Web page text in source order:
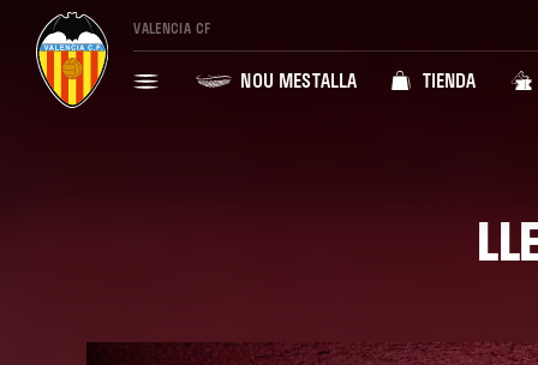
VALENCIA CF
NOU MESTALLA TIENDA